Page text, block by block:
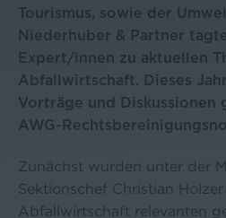
Tourismus, sowie der
Niederhuber & Partner
Expert/innen zu aktuellen
Abfallwirtschaft. Dieses
Vorträge und Diskussionen
AWG-
Zunächst wurden unter der
Sektionschef Christian
Abfallwirtschaft relevanten